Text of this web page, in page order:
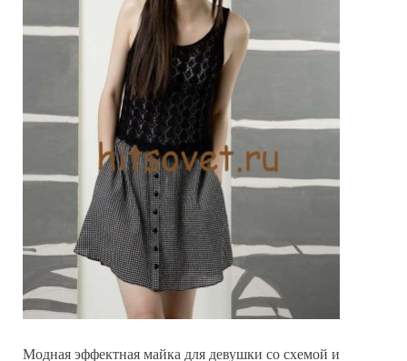
Модная эффектная майка для девушки со схемой и